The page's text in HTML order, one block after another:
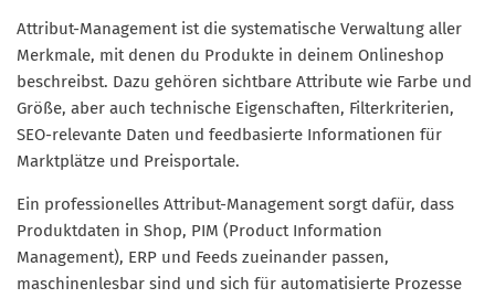
Attribut-Management ist die systematische Verwaltung aller
Merkmale, mit denen du Produkte in deinem Onlineshop
beschreibst. Dazu gehören sichtbare Attribute wie Farbe und
Größe, aber auch technische Eigenschaften, Filterkriterien,
SEO-relevante Daten und feedbasierte Informationen für
Marktplätze und Preisportale.
Ein professionelles Attribut-Management sorgt dafür, dass
Produktdaten in Shop, PIM (Product Information
Management), ERP und Feeds zueinander passen,
maschinenlesbar sind und sich für automatisierte Prozesse